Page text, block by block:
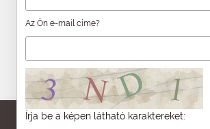
Az Ön e-mail címe?
Írja be a képen látható karaktereket: